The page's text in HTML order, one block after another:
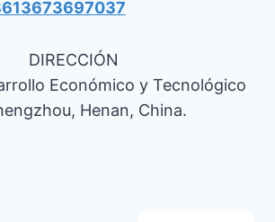
DIRECCIÓN
Económico y Tecnológico
Henan, China.